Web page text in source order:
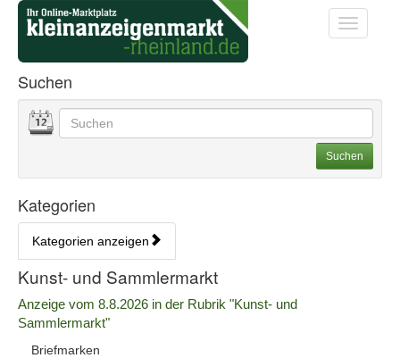
Startseite
Startseite
Toggle
Anzeigenliste Übersicht
Suchen
Suchoptionen
Datum Geben Sie hier Ihre Suchbegriffe ein. Sie können
Suchen
Kategorien
Kategorien anzeigen
Rubrik:
Kunst- und Sammlermarkt
Erscheinungsdatum:
Anzeige vom 8.8.2026 in der Rubrik "Kunst- und
Sammlermarkt"
A
Briefmarken